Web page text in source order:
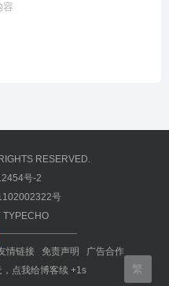
容
RESERVED.
号-2
号
TYPECHO
情链接 免责声明
广告合作
点我给博客续 +1s 繁